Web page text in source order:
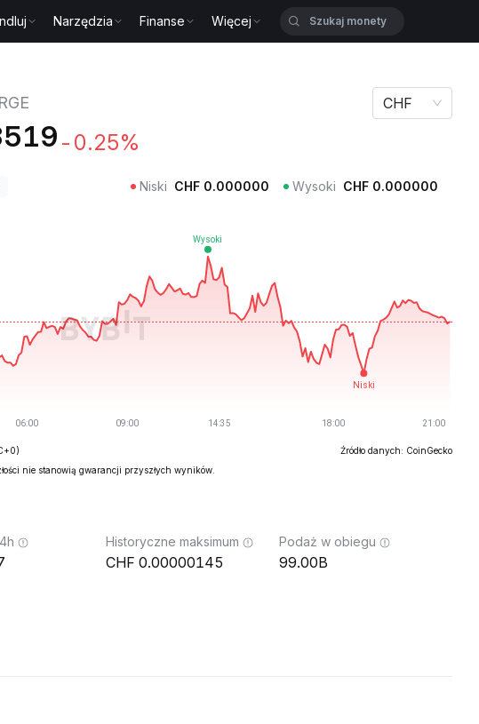
Narzędzia Finanse Więcej
-0.25%
CHF
Niski CHF 0.000000 Wysoki CHF 0.000000
Źródło danych: CoinGecko
nie stanowią gwarancji przyszłych wyników.
Historyczne maksimum
0.00000145
Podaż w obiegu
99.00B